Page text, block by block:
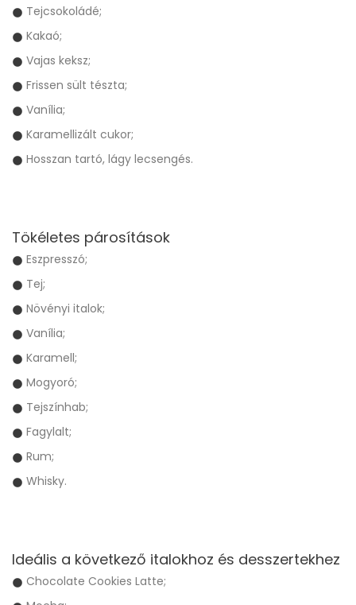
Tejcsokoládé;
Kakaó;
Vajas keksz;
Frissen sült tészta;
Vanília;
Karamellizált cukor;
Hosszan tartó, lágy lecsengés.
Tökéletes párosítások
Eszpresszó;
Tej;
Növényi italok;
Vanília;
Karamell;
Mogyoró;
Tejszínhab;
Fagylalt;
Rum;
Whisky.
Ideális a következő italokhoz és desszertekhez
Chocolate Cookies Latte;